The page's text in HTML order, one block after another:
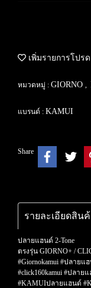
เพิ่มรายการโปรด
หมวดหมู่ : GIORNO ,
แบรนด์ : KAMUI
Share
รายละเอียดสิน
ปลายแฮนด์ 2-Tone
ตรงรุ่น GIORNO+ /
#Giornokamui #ปลายแ
#click160kamui #ปลาย
#KAMUIปลายแฮนด์